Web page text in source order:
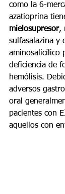
como la 6-
azatioprina
mielosupresor,
sulfasalazina y
aminosalicílico
deficiencia de
hemólisis.
adversos
oral
pacientes con
aquellos con